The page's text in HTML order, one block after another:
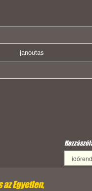
janoutas
az Egyetlen,